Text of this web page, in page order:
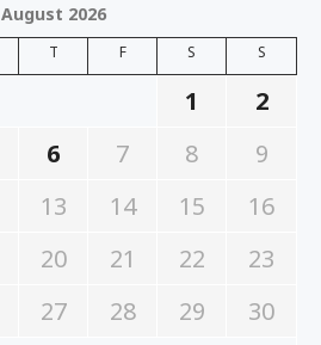
August 2026
T F S S
1
2
6 7 8
9
13 14 15
16
20 21 22
23
27 28 29
30